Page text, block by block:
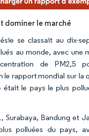
dominer le marché
se classait au dix-
au monde, avec une
de PM2,5
le rapport mondial sur la
était le pays le plus
Surabaya, Bandung et
polluées du pays,